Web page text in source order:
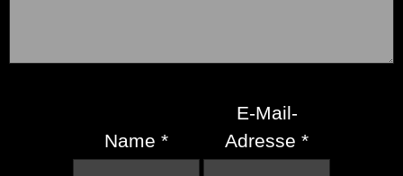
Name *
E-Mail-
Adresse*